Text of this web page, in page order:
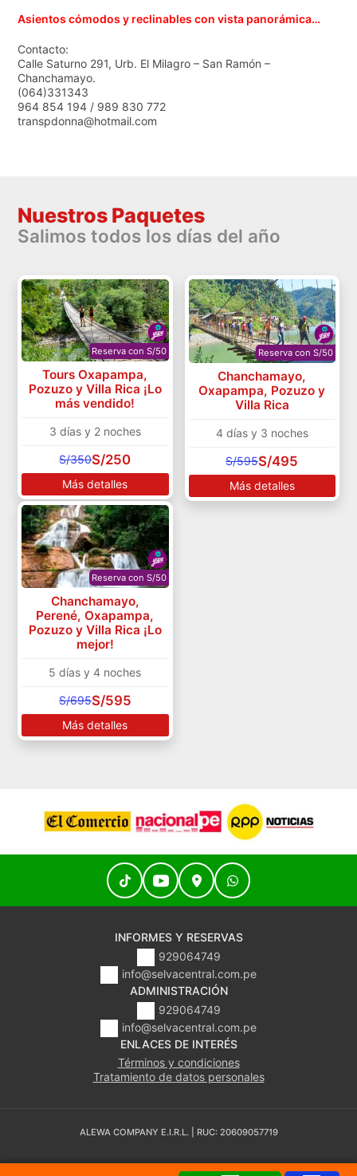
Asientos cómodos y reclinables con vista panorámica…
Contacto:
Calle Saturno 291, Urb. El Milagro – San Ramón –
Chanchamayo.
(064)331343
964 854 194 / 989 830 772
transpdonna@hotmail.com
Nuestros Paquetes
Salimos todos los días del año
Reserva con S/50
Tours Oxapampa,
Pozuzo y Villa Rica ¡Lo
más vendido!
3 días y 2 noches
S/350S/250
Más detalles
Reserva con S/50
Chanchamayo,
Oxapampa, Pozuzo y
Villa Rica
4 días y 3 noches
S/595S/495
Más detalles
Reserva con S/50
Chanchamayo,
Perené, Oxapampa,
Pozuzo y Villa Rica ¡Lo
mejor!
5 días y 4 noches
S/695S/595
Más detalles
INFORMES Y RESERVAS
929064749
info@selvacentral.com.pe
ADMINISTRACIÓN
929064749
info@selvacentral.com.pe
ENLACES DE INTERÉS
Términos y condiciones
Tratamiento de datos personales
ALEWA COMPANY E.I.R.L. | RUC: 20609057719